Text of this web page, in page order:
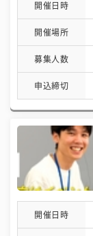
開催日時
開催場所
募集人数
申込締切
開催日時